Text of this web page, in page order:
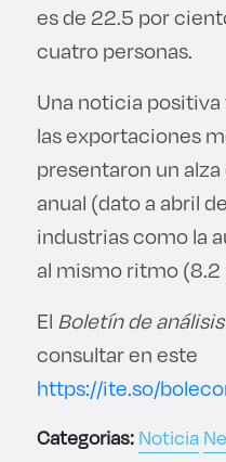
es de 22.5 por
cuatro personas.
Una noticia
las exportaciones
presentaron un
anual (dato a abril
industrias como la
al mismo ritmo
El Boletín de
consultar en este
https://ite.so/
Categorias:Noticia